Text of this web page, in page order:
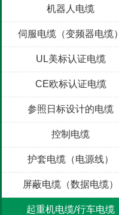
机器人电缆
伺服电缆（变频器电缆）
UL美标认证电缆
CE欧标认证电缆
参照日标设计的电缆
控制电缆
护套电缆（电源线）
屏蔽电缆（数据电缆）
起重机电缆/行车电缆